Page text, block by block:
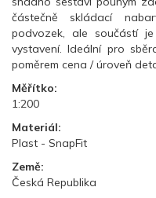
částečně skládací
podvozek, ale součástí
vystavení. Ideální pro
poměrem cena / úroveň
Měřítko:
1:200
Materiál:
Plast - SnapFit
Země:
Česká Republika